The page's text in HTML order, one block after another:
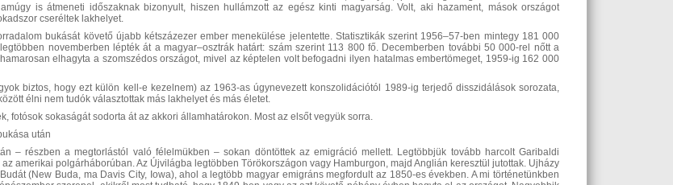
is átmeneti időszaknak bizonyult, hiszen hullámzott az egész kinti magyarság. Volt, aki hazament, mások országot
cseréltek lakhelyet.
bukását követő újabb kétszázezer ember menekülése jelentette. Statisztikák szerint 1956–57-ben mintegy 181 000
novemberben lépték át a magyar–osztrák határt: szám szerint 113 800 fő. Decemberben további 50 000-rel nőtt a
elhagyta a szomszédos országot, mivel az képtelen volt befogadni ilyen hatalmas embertömeget, 1959-ig 162 000
biztos, hogy ezt külön kell-e kezelnem) az 1963-as úgynevezett konszolidációtól 1989-ig terjedő disszidálások sorozata,
élni nem tudók választottak más lakhelyet és más életet.
fotósok sokaságát sodorta át az akkori államhatárokon. Most az elsőt vegyük sorra.
után
– részben a megtorlástól való félelmükben – sokan döntöttek az emigráció mellett. Legtöbbjük tovább harcolt Garibaldi
amerikai polgárháborúban. Az Újvilágba legtöbben Törökországon vagy Hamburgon, majd Anglián keresztül jutottak. Ujházy
(New Buda, ma Davis City, Iowa), ahol a legtöbb magyar emigráns megfordult az 1850-es években. A mi történetünkben